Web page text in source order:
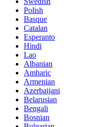
Polish
Basque
Catalan
Esperanto
Hindi
Lao
Albanian
Amharic
Armenian
Azerbaijani
Belarusian
Bengali
Bosnian